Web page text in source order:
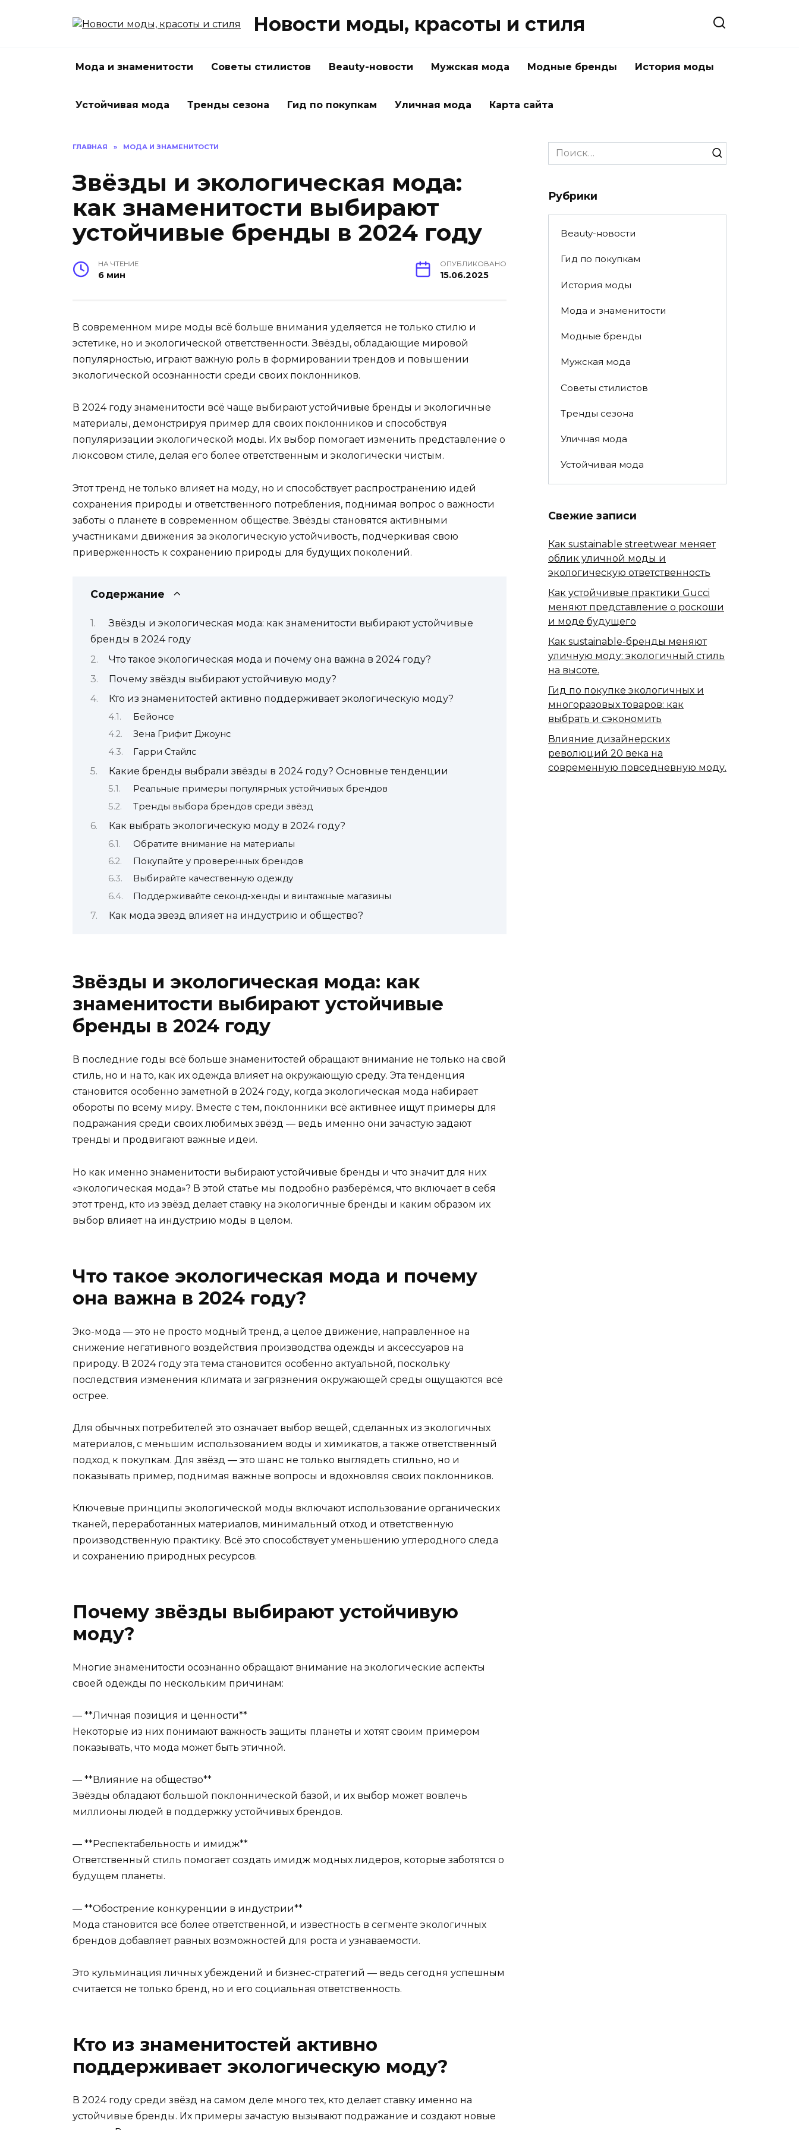
Новости моды, красоты и стиля
Мода и знаменитости Советы стилистов Beauty-новости Мужская мода Модные бренды История моды
Устойчивая мода Тренды сезона Гид по покупкам Уличная мода Карта сайта
ГЛАВНАЯ » МОДА И ЗНАМЕНИТОСТИ
Звёзды и экологическая мода:
как знаменитости выбирают
устойчивые бренды в 2024 году
НА ЧТЕНИЕ
6 мин
ОПУБЛИКОВАНО
15.06.2025
В современном мире моды всё больше внимания уделяется не только стилю и
эстетике, но и экологической ответственности. Звёзды, обладающие мировой
популярностью, играют важную роль в формировании трендов и повышении
экологической осознанности среди своих поклонников.
В 2024 году знаменитости всё чаще выбирают устойчивые бренды и экологичные
материалы, демонстрируя пример для своих поклонников и способствуя
популяризации экологической моды. Их выбор помогает изменить представление о
люксовом стиле, делая его более ответственным и экологически чистым.
Этот тренд не только влияет на моду, но и способствует распространению идей
сохранения природы и ответственного потребления, поднимая вопрос о важности
заботы о планете в современном обществе. Звёзды становятся активными
участниками движения за экологическую устойчивость, подчеркивая свою
приверженность к сохранению природы для будущих поколений.
Содержание
Звёзды и экологическая мода: как знаменитости выбирают устойчивые
бренды в 2024 году
Что такое экологическая мода и почему она важна в 2024 году?
Почему звёзды выбирают устойчивую моду?
Кто из знаменитостей активно поддерживает экологическую моду?
Бейонсе
Зена Грифит Джоунс
Гарри Стайлс
Какие бренды выбрали звёзды в 2024 году? Основные тенденции
Реальные примеры популярных устойчивых брендов
Тренды выбора брендов среди звёзд
Как выбрать экологическую моду в 2024 году?
Обратите внимание на материалы
Покупайте у проверенных брендов
Выбирайте качественную одежду
Поддерживайте секонд-хенды и винтажные магазины
Как мода звезд влияет на индустрию и общество?
Звёзды и экологическая мода: как
знаменитости выбирают устойчивые
бренды в 2024 году
В последние годы всё больше знаменитостей обращают внимание не только на свой
стиль, но и на то, как их одежда влияет на окружающую среду. Эта тенденция
становится особенно заметной в 2024 году, когда экологическая мода набирает
обороты по всему миру. Вместе с тем, поклонники всё активнее ищут примеры для
подражания среди своих любимых звёзд — ведь именно они зачастую задают
тренды и продвигают важные идеи.
Но как именно знаменитости выбирают устойчивые бренды и что значит для них
«экологическая мода»? В этой статье мы подробно разберёмся, что включает в себя
этот тренд, кто из звёзд делает ставку на экологичные бренды и каким образом их
выбор влияет на индустрию моды в целом.
Что такое экологическая мода и почему
она важна в 2024 году?
Эко-мода — это не просто модный тренд, а целое движение, направленное на
снижение негативного воздействия производства одежды и аксессуаров на
природу. В 2024 году эта тема становится особенно актуальной, поскольку
последствия изменения климата и загрязнения окружающей среды ощущаются всё
острее.
Для обычных потребителей это означает выбор вещей, сделанных из экологичных
материалов, с меньшим использованием воды и химикатов, а также ответственный
подход к покупкам. Для звёзд — это шанс не только выглядеть стильно, но и
показывать пример, поднимая важные вопросы и вдохновляя своих поклонников.
Ключевые принципы экологической моды включают использование органических
тканей, переработанных материалов, минимальный отход и ответственную
производственную практику. Всё это способствует уменьшению углеродного следа
и сохранению природных ресурсов.
Почему звёзды выбирают устойчивую
моду?
Многие знаменитости осознанно обращают внимание на экологические аспекты
своей одежды по нескольким причинам:
— **Личная позиция и ценности**
Некоторые из них понимают важность защиты планеты и хотят своим примером
показывать, что мода может быть этичной.
— **Влияние на общество**
Звёзды обладают большой поклоннической базой, и их выбор может вовлечь
миллионы людей в поддержку устойчивых брендов.
— **Респектабельность и имидж**
Ответственный стиль помогает создать имидж модных лидеров, которые заботятся о
будущем планеты.
— **Обострение конкуренции в индустрии**
Мода становится всё более ответственной, и известность в сегменте экологичных
брендов добавляет равных возможностей для роста и узнаваемости.
Это кульминация личных убеждений и бизнес-стратегий — ведь сегодня успешным
считается не только бренд, но и его социальная ответственность.
Кто из знаменитостей активно
поддерживает экологическую моду?
В 2024 году среди звёзд на самом деле много тех, кто делает ставку именно на
устойчивые бренды. Их примеры зачастую вызывают подражание и создают новые
Search
for:
Рубрики
Beauty-новости
Гид по покупкам
История моды
Мода и знаменитости
Модные бренды
Мужская мода
Советы стилистов
Тренды сезона
Уличная мода
Устойчивая мода
Свежие записи
Как sustainable streetwear меняет
облик уличной моды и
экологическую ответственность
Как устойчивые практики Gucci
меняют представление о роскоши
и моде будущего
Как sustainable-бренды меняют
уличную моду: экологичный стиль
на высоте.
Гид по покупке экологичных и
многоразовых товаров: как
выбрать и сэкономить
Влияние дизайнерских
революций 20 века на
современную повседневную моду.